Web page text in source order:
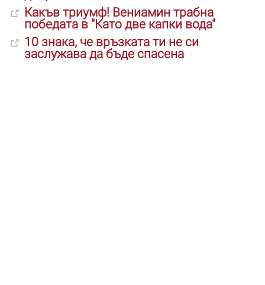
Какъв триумф! Вениамин трабна
победата в "Като две капки вода"
10 знака, че връзката ти не си
заслужава да бъде спасeна